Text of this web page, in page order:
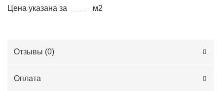
Цена указана за м2
Отзывы (0)
Оплата